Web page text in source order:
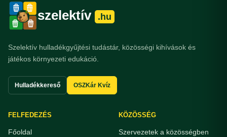
szelektív .hu
Szelektív hulladékgyűjtési tudástár, közösségi kihívások és
játékos környezeti edukáció.
Hulladékkereső OSZKár Kvíz
FELFEDEZÉS
Főoldal
KÖZÖSSÉG
Szervezetek a közösségben